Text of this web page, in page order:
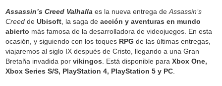
Assassin’s Creed Valhalla es la nueva entrega deAssassin’s
Creed deUbisoft , la saga deacción y aventuras en mundo
abierto más famosa de la desarrolladora de videojuegos. En esta
ocasión, y siguiendo con los toques RPG de las últimas entregas,
viajaremos al siglo IX después de Cristo, llegando a una Gran
Bretaña invadida porvikingos . Está disponible paraXbox One,
Xbox Series S/S, PlayStation 4, PlayStation 5 y PC